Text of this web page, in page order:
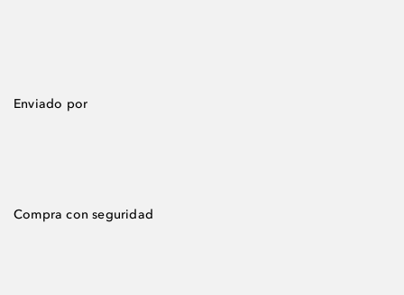
Enviado por
Compra con seguridad